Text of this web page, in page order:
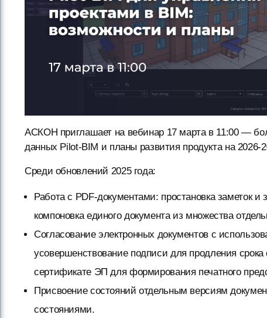
АСКОН приглашает на вебинар 17 марта в 11:00 —
данных Pilot-BIM и планы развития продукта на 2026-
Среди обновлений 2025 года:
Работа с PDF-документами: простановка заметок
компоновка единого документа из множества
Согласование электронных документов с
усовершенствование подписи для продления
сертификате ЭП для формирования печатного
Присвоение состояний отдельным версиям
состояниями.